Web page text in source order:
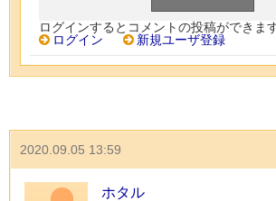
ログインするとコメントの投稿ができます
ログイン
新規ユーザ登録
2020.09.05 13:59
ホタル